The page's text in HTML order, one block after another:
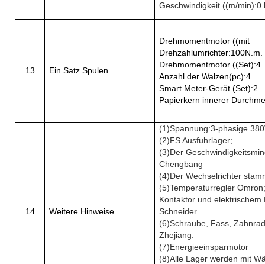
Geschwindigkeit ((m/min):0
13 Ein Satz Spulen
Drehmomentmotor ((mit
Drehmomentmotor ((Set):4
Anzahl der Walzen(pc):4
Smart Meter-Gerät (Set):2
Papierkern innerer
14 Weitere Hinweise
(1)Spannung:3-phasige
(2)FS Ausfuhrlager;
(3)Der
Chengbang
(4)Der Wechselrichter
(5)Temperaturregler
Kontaktor und elektrischem
Schneider.
(6)Schraube, Fass,
Zhejiang.
(7)Energieeinsparmotor
(8)Alle Lager werden mit